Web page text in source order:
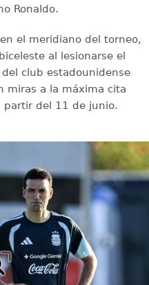
Ronaldo.
el meridiano del torneo,
al lesionarse el
club estadounidense
miras a la máxima cita
partir del 11 de junio.